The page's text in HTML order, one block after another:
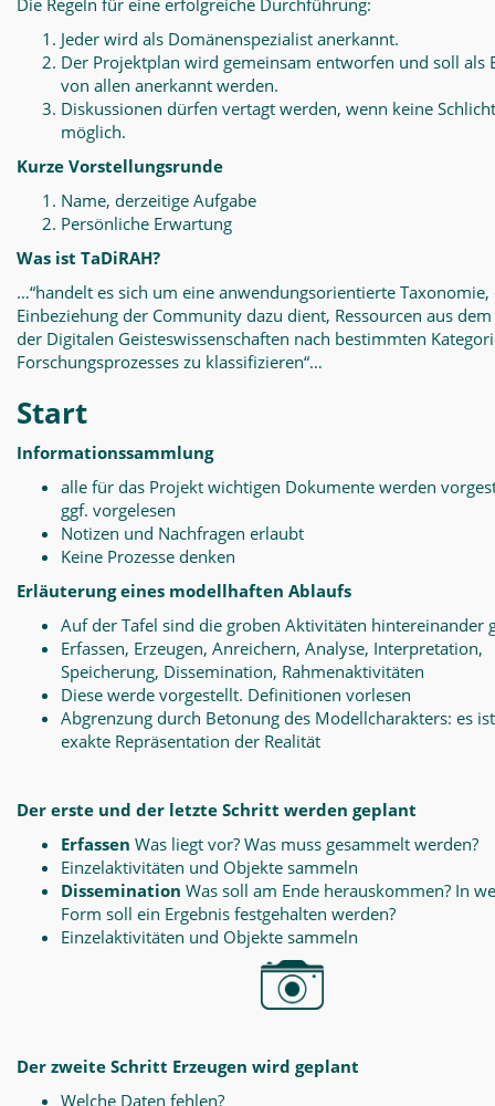
Die Regeln für eine erfolgreiche Durchführung:
Jeder wird als Domänenspezialist anerkannt.
Der Projektplan wird gemeinsam entworfen und soll als
von allen anerkannt werden.
Diskussionen dürfen vertagt werden, wenn keine
möglich.
Kurze Vorstellungsrunde
Name, derzeitige Aufgabe
Persönliche Erwartung
Was ist TaDiRAH?
…“handelt es sich um eine anwendungsorientierte
Einbeziehung der Community dazu dient, Ressourcen aus
der Digitalen Geisteswissenschaften nach bestimmten
Forschungsprozesses zu klassifizieren“…
Start
Informationssammlung
alle für das Projekt wichtigen Dokumente werden
ggf. vorgelesen
Notizen und Nachfragen erlaubt
Keine Prozesse denken
Erläuterung eines modellhaften Ablaufs
Auf der Tafel sind die groben Aktivitäten hintereinander
Erfassen, Erzeugen, Anreichern, Analyse, Interpretation,
Speicherung, Dissemination, Rahmenaktivitäten
Diese werde vorgestellt. Definitionen vorlesen
Abgrenzung durch Betonung des Modellcharakters: es
exakte Repräsentation der Realität
Der erste und der letzte Schritt werden geplant
Erfassen Was liegt vor? Was muss gesammelt werden?
Einzelaktivitäten und Objekte sammeln
Dissemination Was soll am Ende herauskommen? In
Form soll ein Ergebnis festgehalten werden?
Einzelaktivitäten und Objekte sammeln
Der zweite Schritt Erzeugen wird geplant
Welche Daten fehlen?